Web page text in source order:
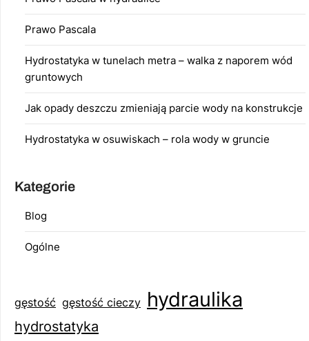
Prawo Pascala
Hydrostatyka w tunelach metra – walka z naporem wód
gruntowych
Jak opady deszczu zmieniają parcie wody na konstrukcje
Hydrostatyka w osuwiskach – rola wody w gruncie
Kategorie
Blog
Ogólne
gęstość gęstość cieczy hydraulika
hydrostatyka